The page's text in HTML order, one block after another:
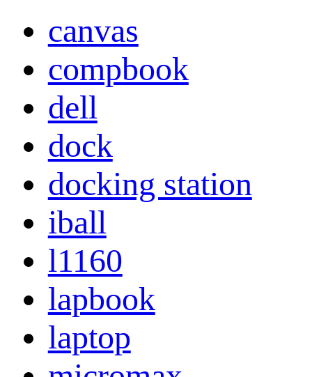
canvas
compbook
dell
dock
docking station
iball
l1160
lapbook
laptop